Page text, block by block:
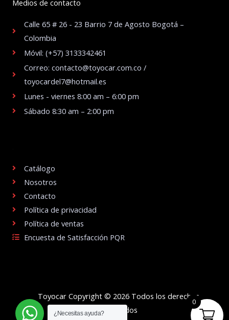
Medios de contacto
Calle 65 # 26 - 23 Barrio 7 de Agosto Bogotá –
Colombia
Móvil: (+57) 3133342461
Correo: contacto@toyocar.com.co /
toyocardel7@hotmail.es
Lunes - viernes 8:00 am – 6:00 pm
Sábado 8:30 am – 2:00 pm
Catálogo
Nosotros
Contacto
Política de privacidad
Política de ventas
Encuesta de Satisfacción PQR
Toyocar Copyright © 2026 Todos los derechos
reservados
¿Necesitas ayuda?
0